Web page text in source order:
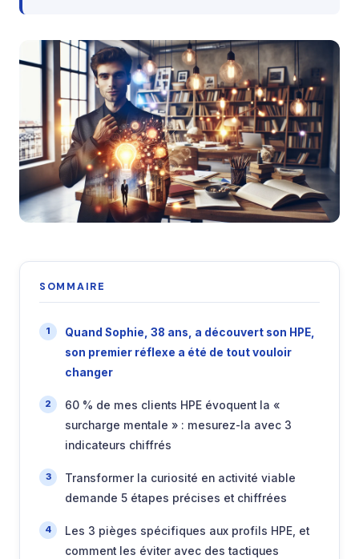
SOMMAIRE
Quand Sophie, 38 ans, a découvert son HPE,
son premier réflexe a été de tout vouloir
changer
60 % de mes clients HPE évoquent la «
surcharge mentale » : mesurez-la avec 3
indicateurs chiffrés
Transformer la curiosité en activité viable
demande 5 étapes précises et chiffrées
Les 3 pièges spécifiques aux profils HPE, et
comment les éviter avec des tactiques